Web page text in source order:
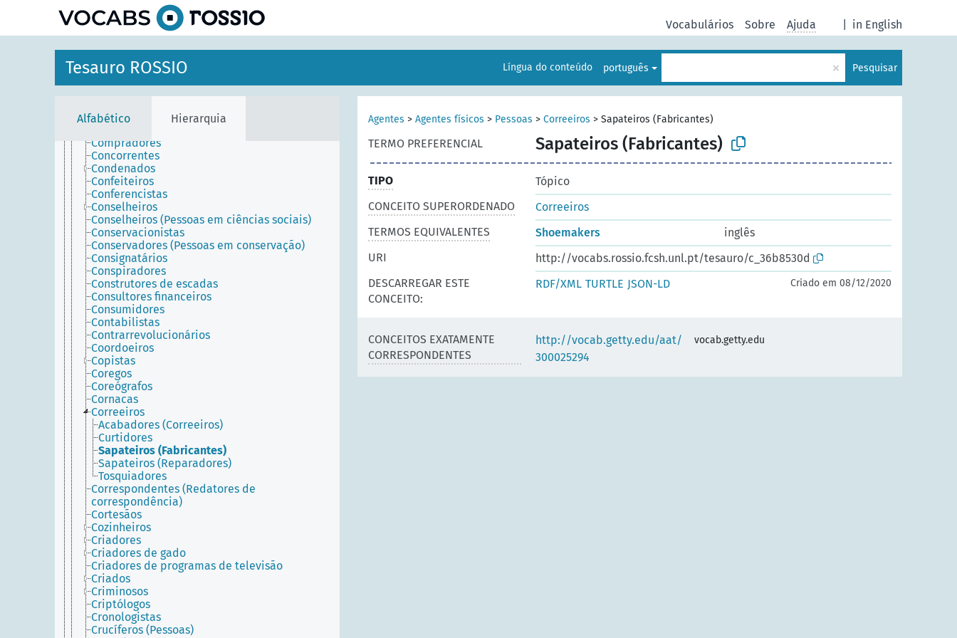
in English
Vocabulários Sobre Ajuda
Tesauro ROSSIO Língua do conteúdo português × Pesquisar
Alfabético Hierarquia
Colonos
Coloristas (Artistas de design gráfico)
Comendadores
Comerciantes
Comissários
Compositores (Pessoas na indústria de
Compradores
Concorrentes
Condenados
Confeiteiros
Conferencistas
Conselheiros
Conselheiros (Pessoas em ciências sociais)
Conservacionistas
Conservadores (Pessoas em conservação)
Consignatários
Conspiradores
Construtores de escadas
Consultores financeiros
Consumidores
Contabilistas
Contrarrevolucionários
Coordoeiros
Copistas
Coregos
Coreógrafos
Cornacas
Correeiros
Acabadores (Correeiros)
Curtidores
Sapateiros (Fabricantes)
Sapateiros (Reparadores)
Tosquiadores
Correspondentes (Redatores de
correspondência)
Cortesãos
Cozinheiros
Criadores
Criadores de gado
Criadores de programas de televisão
Criados
Criminosos
Criptólogos
Cronologistas
Crucíferos (Pessoas)
Agentes > Agentes físicos > Pessoas > Correeiros > Sapateiros (Fabricantes)
TERMO PREFERENCIAL Sapateiros (Fabricantes)
TIPO
Tópico
CONCEITO SUPERORDENADO
Correeiros
TERMOS EQUIVALENTES
Shoemakers
inglês
URI
http://vocabs.rossio.fcsh.unl.pt/tesauro/c_36b8530d
DESCARREGAR ESTE
CONCEITO:
RDF/XML TURTLE JSON-LD Criado em 08/12/2020
CONCEITOS EXATAMENTE
CORRESPONDENTES
http://vocab.getty.edu/aat/
300025294
vocab.getty.edu